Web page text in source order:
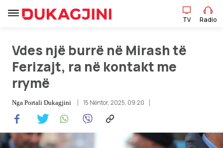
Lajme
Sport
Pikëpamje
TV Radio
Vdes një burrë në Mirash të
Ferizajt, ra në kontakt me
rrymë
Nga Portali Dukagjini 15 Nëntor, 2025, 09:20